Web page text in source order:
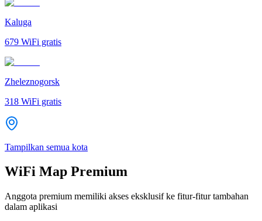
Kaluga
679 WiFi gratis
Zheleznogorsk
318 WiFi gratis
Tampilkan semua kota
WiFi Map Premium
Anggota premium memiliki akses eksklusif ke fitur-fitur tambahan
dalam aplikasi